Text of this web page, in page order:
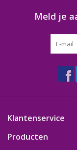
Meld je
Klantenservice
Producten